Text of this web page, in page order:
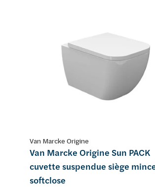
Van Marcke Origine
Van Marcke Origine Sun PACK
cuvette suspendue siège
softclose